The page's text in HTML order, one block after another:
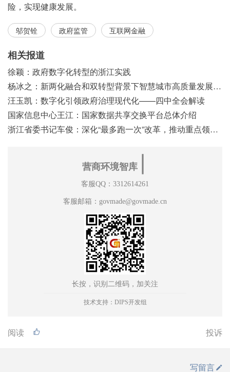
险，实现健康发展。
邬贺铨 政府监管 互联网金融
相关报道
徐颖：政府数字化转型的浙江实践
杨冰之：新两化融合和双转型背景下智慧城市高质量发展之浅见
汪玉凯：数字化引领政府治理现代化——四中全会解读
国家信息中心王江：国家数据共享交换平台总体介绍
浙江省委书记车俊：深化“最多跑一次”改革，推动重点领域改革
营商环境智库
客服QQ：3312614261
客服邮箱：govmade@govmade.cn
长按，识别二维码，加关注
技术支持：DIPS开发组
阅读 投诉
写留言